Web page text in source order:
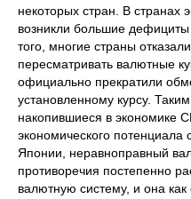
некоторых стран. В странах
возникли большие
того, многие страны
пересматривать валютные
официально прекратили
установленному курсу.
накопившиеся в экономике
экономического
Японии, неравноправный
противоречия постепенно
валютную систему, и она